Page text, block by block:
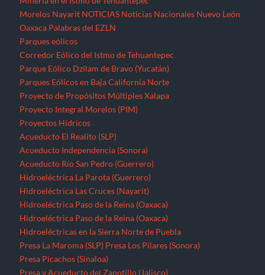
Morelos Nayarit NOTICIAS Noticias Nacionales Nuevo León
Oaxaca Palabras del EZLN
Parques eólicos
Corredor Eólico del Istmo de Tehuantepec
Parque Eólico Dzilam de Bravo (Yucatán)
Parques Eólicos en Baja California Norte
Proyecto de Propósitos Múltiples Xalapa
Proyecto Integral Morelos (PIM)
Proyectos Hídricos
Acueducto El Realito (SLP)
Acueducto Independencia (Sonora)
Acueducto Río San Pedro (Guerrero)
Hidroeléctrica La Parota (Guerrero)
Hidroeléctrica Las Cruces (Nayarit)
Hidroeléctrica Paso de la Reina (Oaxaca)
Hidroeléctrica Paso de la Reina (Oaxaca)
Hidroeléctricas en la Sierra Norte de Puebla
Presa La Maroma (SLP) Presa Los Pilares (Sonora)
Presa Picachos (Sinaloa)
Presa y Acueducto del Zapotillo (Jalisco)